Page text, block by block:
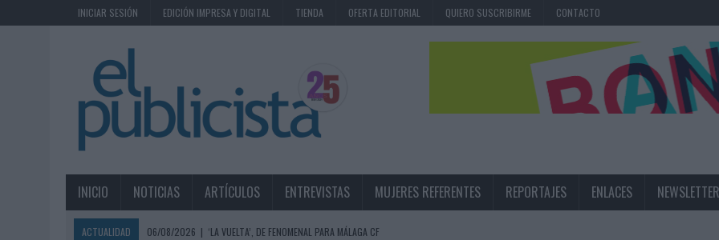
INICIAR SESIÓN EDICIÓN IMPRESA Y DIGITAL TIENDA OFERTA EDITORIAL QUIERO SUSCRIBIRME CONTACTO
INICIO NOTICIAS ARTÍCULOS ENTREVISTAS MUJERES REFERENTES REPORTAJES ENLACES NEWSLETTER
ACTUALIDAD 06/08/2026 | ‘LA VUELTA’, DE FENOMENAL PARA MÁLAGA CF